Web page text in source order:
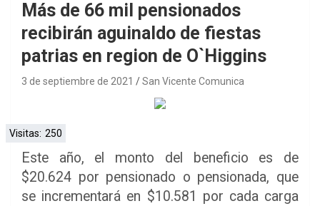
Más de 66 mil pensionados
recibirán aguinaldo de fiestas
patrias en region de O`Higgins
3 de septiembre de 2021 San Vicente Comunica
Visitas: 250
Este año, el monto del beneficio es de
$20.624 por pensionado o pensionada, que
se incrementará en $10.581 por cada carga